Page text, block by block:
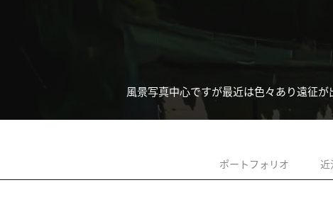
風景写真中心ですが最近は色々あり遠征
ポートフォリオ 近